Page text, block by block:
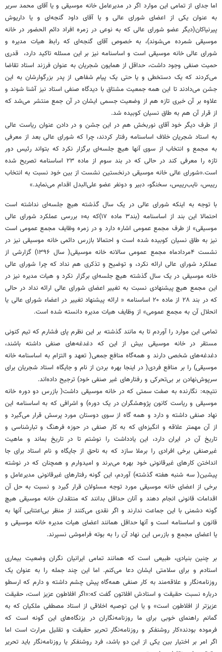
اما جدای از تمامی این موارد اگر در مدیرعامل خانه موسیقی و یا آقای محمد سریر
به عنوان یکی از اعضای شورای عالی و یا آقای داود گنجه‌ای و یا داریوش
پیرنیاکان(دیگر عضو شورای عالی که به نوعی در زمره افراد دائم الحضور در خانه
موسیقی شمرده می‌شوند)، به خصوص آقای گنجه‌ای که رابط هیات مدیره و
شورای عالی خانه موسیقی است و اساسنامه نیز بر این مسئله تاکید دارد، قدری
حمیت صنفی وجود داشت، حداقل از همایون شجریان به عنوان فرزند استاد تقاضا
می‌کردند که یک دستخطی و یا حتی یک پیام شفاهی از پدر بزرگوارشان به این
جشن می‌دادند تا این همه جمعیت مشتاق با دیدگاه صنفی استاد نیز آشنا شوند و
علاوه بر آن خبری تازه هم از وضعیت جسمی ایشان در آن جمع منتشر می‌شد که
از قرار آن هم به طاق نسیان کوبیده شد.
از طرف دیگر خود آقای نوربخش هم در این جشن و در دادن عنوان ریاست عالی
به استاد شجریان خلاف اساسنامه رفتار کردند، چرا که شورای عالی بعد از معرفی
به مجمع و انتخاب از سوی آنها هیچ جلسه‌ای برگزار نکرد که بتواند رئیس دور
تازه را معرفی کند در حالی که در بند سوم از ماده ۲۳ اساسنامه تصریح شده
است.«شورای عالی خانه موسیقی درنخستین نشست از بین خود نسبت به انتخاب
رییس، نایب‌رییس، سخنگو، دبیر و دونفر عضو علی‌البدل اقدام می‌نماید.»
با توجه به اینکه شورای عالی در یک سال گذشته هیچ جلسه‌ای نداشته است
احتمالا این بند از اساسنامه (بند۳ ماده ۱۷)که به« بررسی عملکرد شورای عالی
موسیقی» از طرف مجمع عمومی اشاره دارد و در زمره وظایف مجمع عمومی است
نیز به طاق نسیان کوبیده شده است و احتمالا بازرس دائمی خانه موسیقی نیز در
نشست ۴مردادماه مجمع عمومی سالانه خانه موسیقی( سال ۱۳۹۶) گزارشی از
عملکرد شورای عالی ارائه نکرد، و توضیح و تذکری هم نداد که چرا شورای عالی
خانه موسیقی در یک سال گذشته هیچ جلسه‌ای برگزار نکرد و هیات مدیره نیز در
این مجمع هیچ پیشنهادی نسبت به تغییر اعضای شورای عالی ارائه نداد در حالی
که در بند ۲۸ از ماده ۲۰ اساسنامه « ارائه پیشنهاد تغییر در اعضاء شورای عالی یا
انحلال آن به مجمع عمومی» از وظایف هیات مدیره دانسته شده است.
تمامی این موارد را آوردم تا به مانند گذشته بر این نظرم پای فشارم که تیم کنونی
مستقر در خانه موسیقی بیش از این که دغدغه‌های صنفی داشته باشند،
دغدغه‌های شخصی دارند و همه‌گاه منافع جمعی( تعهد و التزام به اساسنامه خانه
موسیقی) را بر منافع فردی( در اینجا بهره بردن از نام و جایگاه استاد شجریان برای
سرپوش‌نهادن بر بی‌تحرکی و رفتارهای غیر صنفی خود) ترجیح داده‌اند.
نتیجه: نگارنده به صفت سمتی که در خانه موسیقی داشت( بازرس دو دوره خانه
موسیقی و ریاست کانون پژوهشگران در یک دوره) و اشرافی که به اساسنامه این
نهاد صنفی داشته و دارد و همه گاه از سوی دوستان مورد پرسش قرار می‌گیرد و
از آن مهمتر علاقه‌ و انگیزه‌ای که به کار صنفی در حوزه فرهنگ و تبارشناسی و
تاریخ آن در ایران دارد، این یادداشت را نوشتم تا در تاریخ بماند و ماهیت
غیر‌صنفی برخی افرادی را برملا سازد که به ناحق از جایگاه و نام استاد برای جا
انداختن کارهای غیرقانونی خود بهره می‌برند و امیدوارم و همچنان که در نوشته
پیشین( سه شنبه هفته گذشته) آوردم، این گونه رفتارهای غیرقانونی مدیرعامل و
برخی از اعضای خانه موسیقی مورد توجه مسئولان قرار گیرد و نسبت به حل آن
اقدامات قانونی انجام دهند و آنان حداقل بدانند که منتقدان خانه موسیقی هیچ
گونه دشمنی با این جماعت ندارند و اگر نقدی می‌کنند از منظر بی‌اعتنایی آنها به
قانون و اساسنامه است و آنها حداقل همانند اعضای هیات مدیره خانه موسیقی و
یا اعضای مجمع و بازرس این نهاد آن را به بوته فراموشی نسپرند.
بر چنین بنیادی، طبیعی است که همانند تمامی ایرانیان نگران وضعیت بیماری
استادم و برای سلامتی ایشان دعا می‌کنم. اما این چند جمله را به عنوان یک
روزنامه‌نگار و علاقه‌مند به کار صنفی همه‌گاه پیش چشم داشته و دارم که ارسطو
درباره نسبت حقیقت و استادش افلاتون گفت که:«اگر افلاطون عزیز است، حقیقت‌
عزیزتر از افلاطون است» و یا این توصیه اخلاقی از استاد مصطفی ملکیان که به
گمانم راهنمای خوبی برای ما روزنامه‌نگاران در بزنگاه‌‌های این گونه است که
فرموده بودند«کار روشنفکر و روزنامه‌نگار تحریر حقیقت و تقلیل مرارت است اما
اگر امر بر اختیار بین یکی از این دو باشد، فرد روشنفکر یا روزنامه‌نگار باید تحریر